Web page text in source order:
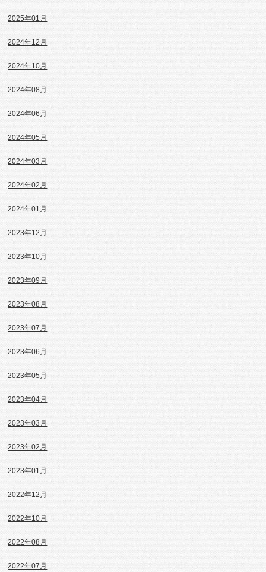
2025年01月
2024年12月
2024年10月
2024年08月
2024年06月
2024年05月
2024年03月
2024年02月
2024年01月
2023年12月
2023年10月
2023年09月
2023年08月
2023年07月
2023年06月
2023年05月
2023年04月
2023年03月
2023年02月
2023年01月
2022年12月
2022年10月
2022年08月
2022年07月